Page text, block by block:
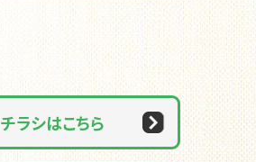
チラシはこちら